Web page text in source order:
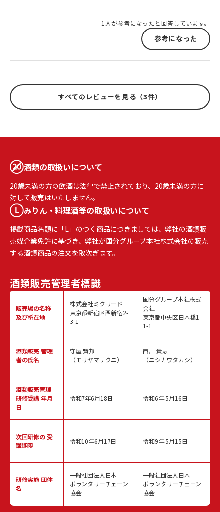
1人が参考になったと回答しています。
参考になった
すべてのレビューを見る（3件）
酒類の取扱いについて
20歳未満の方の飲酒は法律で禁止されており、20歳未満の方に
対して販売はいたしません。
みりん・料理酒等の取扱いについて
掲載商品名頭に「L」のつく商品につきましては、弊社の酒類販
売媒介業免許に基づき、弊社が国分グループ本社株式会社の販売
する酒類商品の注文を取次ぎます。
酒類販売管理者標識
販売場の名称
及び所在地
酒類販売管理
者の氏名
酒類販売管理
研修受講 年月
日
次回研修の受
講期限
研修実施 団体
名
株式会社ミクリード
東京都新宿区西新宿2-
3-1
守屋 賢邦
（モリヤマサクニ）
令和7年6月18日
令和10年6月17日
一般社団法人日本
ボランタリーチェーン
協会
国分グループ本社株式
会社
東京都中央区日本橋1-
1-1
西川 貴志
（ニシカワタカシ）
令和6年 5月16日
令和9年 5月15日
一般社団法人日本
ボランタリーチェーン
協会